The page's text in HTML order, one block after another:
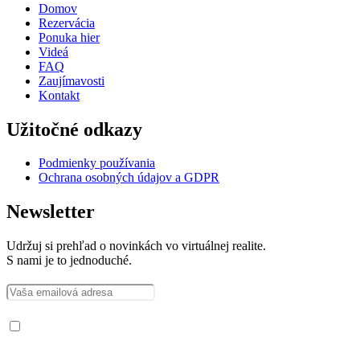
Domov
Rezervácia
Ponuka hier
Videá
FAQ
Zaujímavosti
Kontakt
Užitočné odkazy
Podmienky používania
Ochrana osobných údajov a GDPR
Newsletter
Udržuj si prehľad o novinkách vo virtuálnej realite.
S nami je to jednoduché.